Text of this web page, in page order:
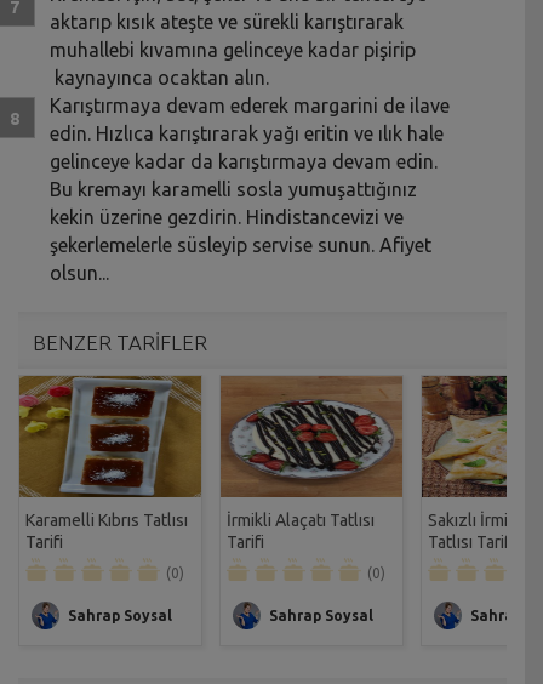
aktarıp kısık ateşte ve sürekli karıştırarak
muhallebi kıvamına gelinceye kadar pişirip
kaynayınca ocaktan alın.
Karıştırmaya devam ederek margarini de ilave
edin. Hızlıca karıştırarak yağı eritin ve ılık hale
gelinceye kadar da karıştırmaya devam edin.
Bu kremayı karamelli sosla yumuşattığınız
kekin üzerine gezdirin. Hindistancevizi ve
şekerlemelerle süsleyip servise sunun. Afiyet
olsun...
BENZER TARİFLER
Karamelli Kıbrıs Tatlısı
Tarifi
(0)
Sahrap Soysal
İrmikli Alaçatı Tatlısı
Tarifi
(0)
Sahrap Soysal
Sakızlı İrmikli
Tatlısı Tarifi
Sahrap